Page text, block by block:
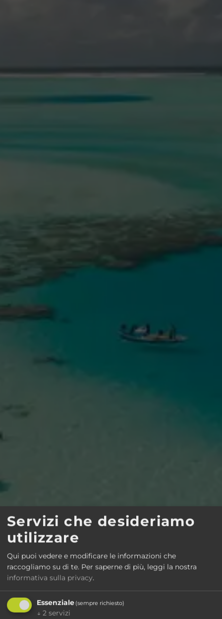
Servizi che desideriamo
utilizzare
Qui puoi vedere e modificare le informazioni che
raccogliamo su di te. Per saperne di più, leggi la nostra
informativa sulla privacy.
Essenziale (sempre richiesto)
↓ 2 servizi